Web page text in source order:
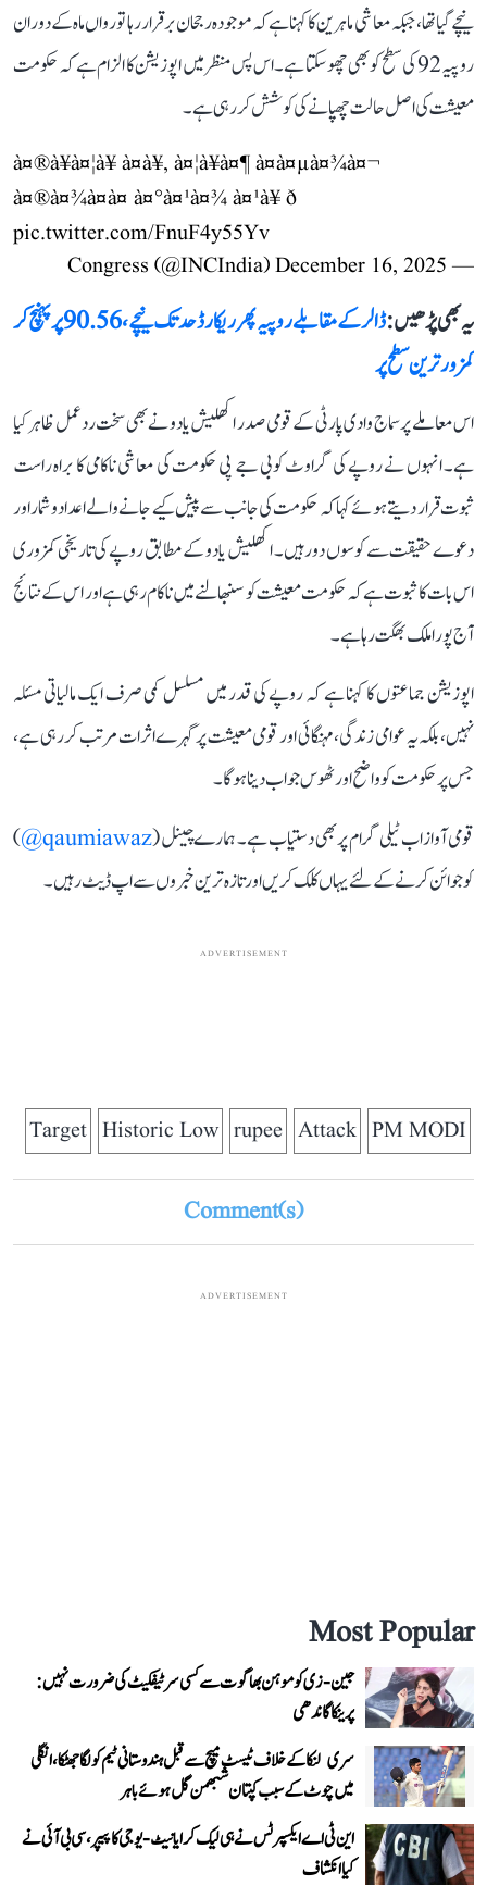
نیچے گیا تھا، جبکہ معاشی ماہرین کا کہنا ہے کہ موجودہ رجحان برقرار رہا تو رواں ماہ کے دوران
روپیہ 92 کی سطح کو بھی چھو سکتا ہے۔ اس پس منظر میں اپوزیشن کا الزام ہے کہ حکومت
معیشت کی اصل حالت چھپانے کی کوشش کر رہی ہے۔
à¤®à¥à¤¦à¥ à¤à¥, à¤¦à¥à¤¶ à¤à¤µà¤¾à¤¬
à¤®à¤¾à¤à¤ à¤°à¤¹à¤¾ à¤¹à¥ ð
pic.twitter.com/FnuF4y55Yv
— Congress (@INCIndia)
December 16, 2025
یہ بھی پڑھیں :
ڈالر کے مقابلے روپیہ پھر ریکارڈ حد تک نیچے، 90.56 پر پہنچ کر
کمزور ترین سطح پر
اس معاملے پر سماج وادی پارٹی کے قومی صدر اکھلیش یادو نے بھی سخت ردعمل ظاہر کیا
ہے۔ انہوں نے روپے کی گراوٹ کو بی جے پی حکومت کی معاشی ناکامی کا براہ راست
ثبوت قرار دیتے ہوئے کہا کہ حکومت کی جانب سے پیش کیے جانے والے اعداد و شمار اور
دعوے حقیقت سے کوسوں دور ہیں۔ اکھلیش یادو کے مطابق روپے کی تاریخی کمزوری
اس بات کا ثبوت ہے کہ حکومت معیشت کو سنبھالنے میں ناکام رہی ہے اور اس کے نتائج
آج پورا ملک بھگت رہا ہے۔
اپوزیشن جماعتوں کا کہنا ہے کہ روپے کی قدر میں مسلسل کمی صرف ایک مالیاتی مسئلہ
نہیں، بلکہ یہ عوامی زندگی، مہنگائی اور قومی معیشت پر گہرے اثرات مرتب کر رہی ہے،
جس پر حکومت کو واضح اور ٹھوس جواب دینا ہوگا۔
قومی آواز اب ٹیلی گرام پر بھی دستیاب ہے۔ ہمارے چینل (qaumiawaz@
)
کو جوائن کرنے کے لئے یہاں کلک کریں اور تازہ ترین خبروں سے اپ ڈیٹ رہیں۔
ADVERTISEMENT
PM MODI
Attack
rupee
Historic Low
Target
Comment(s)
ADVERTISEMENT
Most Popular
جین-زی کو موہن بھاگوت سے کسی سرٹیفکیٹ کی ضرورت نہیں:
پرینکا گاندھی
سری لنکا کے خلاف ٹیسٹ میچ سے قبل ہندوستانی ٹیم کو لگا جھٹکا، انگلی
میں چوٹ کے سبب کپتان شبھمن گل ہوئے باہر
این ٹی اے ایکسپرٹس نے ہی لیک کرایا نیٹ-یوجی کا پیپر، سی بی آئی نے
کیا انکشاف